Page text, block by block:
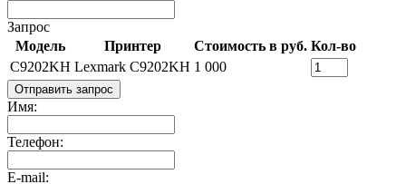
Запрос
Модель
Принтер Стоимость в руб. Кол-во
C9202KH Lexmark C9202KH 1 000
Отправить запрос
Имя:
Телефон:
E-mail: